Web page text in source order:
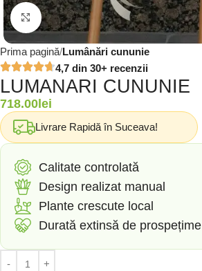
Click to enlarge
Prima pagină Lumânări cununie
4,7 din 30+ recenzii
LUMANARI CUNUNIE
718.00 lei
Livrare Rapidă în Suceava!
Calitate controlată
Design realizat manual
Plante crescute local
Durată extinsă de prospețime